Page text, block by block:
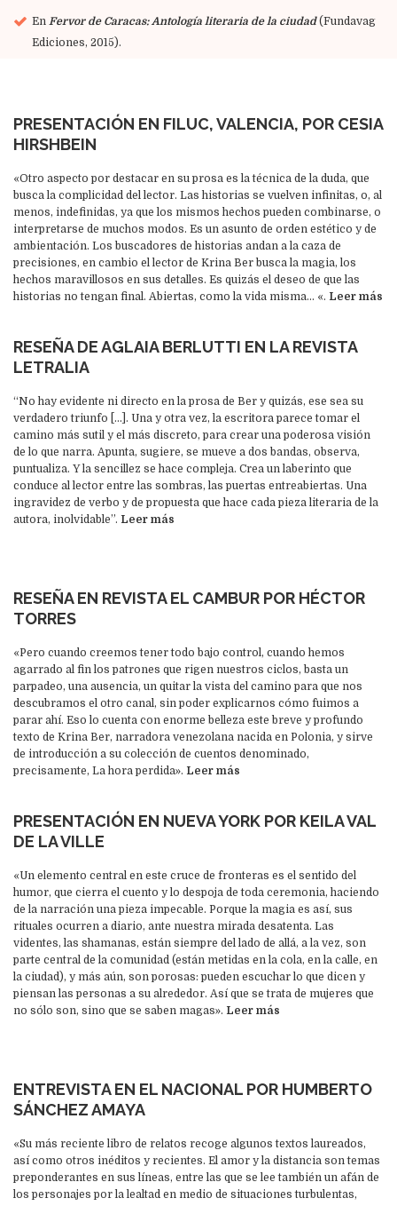
En Fervor de Caracas: Antología literaria de la ciudad(Fundavag
Ediciones, 2015).
PRESENTACIÓN EN FILUC, VALENCIA, POR CESIA
HIRSHBEIN
«Otro aspecto por destacar en su prosa es la técnica de la duda, que
busca la complicidad del lector. Las historias se vuelven infinitas, o, al
menos, indefinidas, ya que los mismos hechos pueden combinarse, o
interpretarse de muchos modos. Es un asunto de orden estético y de
ambientación. Los buscadores de historias andan a la caza de
precisiones, en cambio el lector de Krina Ber busca la magia, los
hechos maravillosos en sus detalles. Es quizás el deseo de que las
historias no tengan final. Abiertas, como la vida misma… «. Leer más
RESEÑA DE AGLAIA BERLUTTI EN LA REVISTA
LETRALIA
“No hay evidente ni directo en la prosa de Ber y quizás, ese sea su
verdadero triunfo […]. Una y otra vez, la escritora parece tomar el
camino más sutil y el más discreto, para crear una poderosa visión
de lo que narra. Apunta, sugiere, se mueve a dos bandas, observa,
puntualiza. Y la sencillez se hace compleja. Crea un laberinto que
conduce al lector entre las sombras, las puertas entreabiertas. Una
ingravidez de verbo y de propuesta que hace cada pieza literaria de la
autora, inolvidable”. Leer más
RESEÑA EN REVISTA EL CAMBUR POR HÉCTOR
TORRES
«Pero cuando creemos tener todo bajo control, cuando hemos
agarrado al fin los patrones que rigen nuestros ciclos, basta un
parpadeo, una ausencia, un quitar la vista del camino para que nos
descubramos el otro canal, sin poder explicarnos cómo fuimos a
parar ahí. Eso lo cuenta con enorme belleza este breve y profundo
texto de Krina Ber, narradora venezolana nacida en Polonia, y sirve
de introducción a su colección de cuentos denominado,
precisamente, La hora perdida». Leer más
PRESENTACIÓN EN NUEVA YORK POR KEILA VAL
DE LA VILLE
«Un elemento central en este cruce de fronteras es el sentido del
humor, que cierra el cuento y lo despoja de toda ceremonia, haciendo
de la narración una pieza impecable. Porque la magia es así, sus
rituales ocurren a diario, ante nuestra mirada desatenta. Las
videntes, las shamanas, están siempre del lado de allá, a la vez, son
parte central de la comunidad (están metidas en la cola, en la calle, en
la ciudad), y más aún, son porosas: pueden escuchar lo que dicen y
piensan las personas a su alrededor. Así que se trata de mujeres que
no sólo son, sino que se saben magas». Leer más
ENTREVISTA EN EL NACIONAL POR HUMBERTO
SÁNCHEZ AMAYA
«Su más reciente libro de relatos recoge algunos textos laureados,
así como otros inéditos y recientes. El amor y la distancia son temas
preponderantes en sus líneas, entre las que se lee también un afán de
los personajes por la lealtad en medio de situaciones turbulentas,